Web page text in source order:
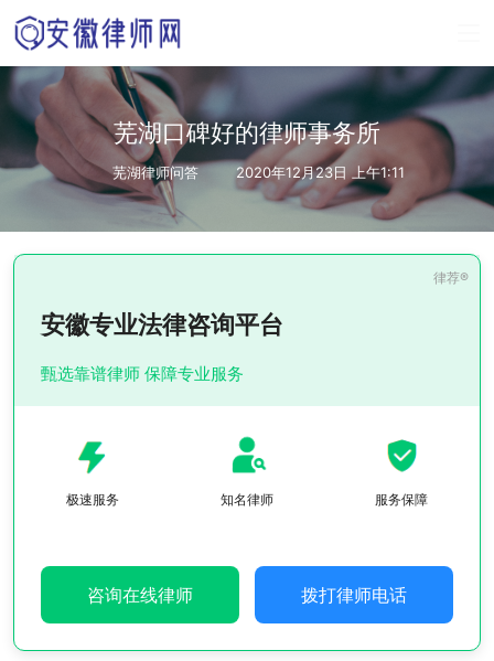
芜湖口碑好的律师事务所
芜湖律师问答 2020年12月23日 上午1:11
安徽专业法律咨询平台
甄选靠谱律师 保障专业服务
极速服务 知名律师 服务保障
咨询在线律师 拨打律师电话